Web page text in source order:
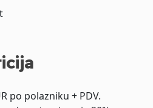
po polazniku + PDV.